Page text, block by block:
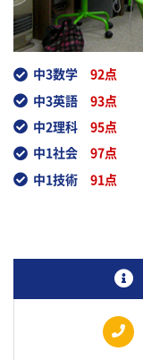
中3数学 92点
中3英語 93点
中2理科 95点
中1社会 97点
中1技術 91点